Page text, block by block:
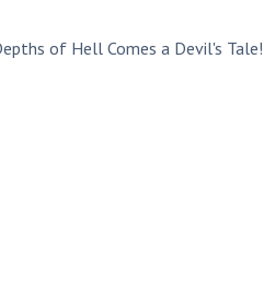
of Hell Comes a Devil's Tale!